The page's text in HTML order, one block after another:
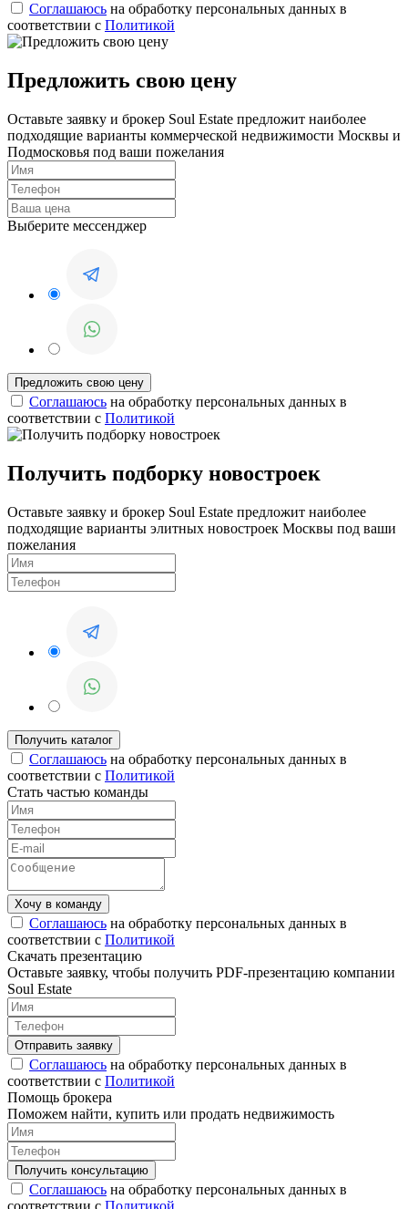
Соглашаюсь на обработку персональных данных в
соответствии с Политикой
Предложить свою цену
Оставьте заявку и брокер Soul Estate предложит наиболее
подходящие варианты коммерческой недвижимости Москвы и
Подмосковья под ваши пожелания
Выберите мессенджер
Соглашаюсь на обработку персональных данных в
соответствии с Политикой
Получить подборку новостроек
Оставьте заявку и брокер Soul Estate предложит наиболее
подходящие варианты элитных новостроек Москвы под ваши
пожелания
Соглашаюсь на обработку персональных данных в
соответствии с Политикой
Стать частью команды
Соглашаюсь на обработку персональных данных в
соответствии с Политикой
Скачать презентацию
Оставьте заявку, чтобы получить PDF-презентацию компании
Soul Estate
Соглашаюсь на обработку персональных данных в
соответствии с Политикой
Помощь брокера
Поможем найти, купить или продать недвижимость
Соглашаюсь на обработку персональных данных в
соответствии с Политикой